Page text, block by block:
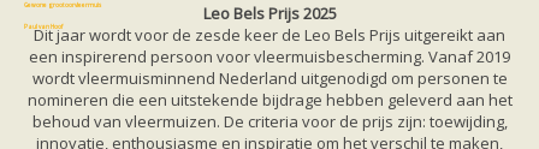
Gewone dwergvleermuis
Grijze grootoorvleermuis
Grote rosse vleermuis
Ingekorven vleermuis
Kleine en grote hoefijzerneus
Laatvlieger
Gewone grootoorvleermuis
Paul van Hoof
Leo Bels Prijs 2025
Dit jaar wordt voor de zesde keer de Leo Bels Prijs uitgereikt aan
een inspirerend persoon voor vleermuisbescherming. Vanaf 2019
wordt vleermuisminnend Nederland uitgenodigd om personen te
nomineren die een uitstekende bijdrage hebben geleverd aan het
behoud van vleermuizen. De criteria voor de prijs zijn: toewijding,
innovatie, enthousiasme en inspiratie om het verschil te maken,